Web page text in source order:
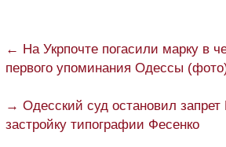
← На Укрпочте погасили марку в
первого упоминания Одессы
→ Одесский суд остановил запрет
застройку типографии Фесенко